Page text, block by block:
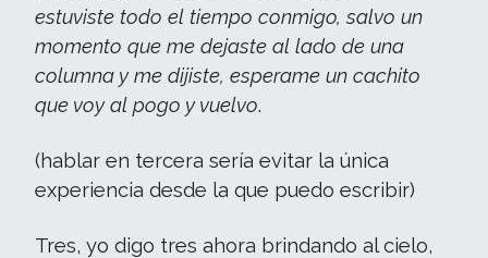
estuviste todo el tiempo conmigo, salvo un
momento que me dejaste al lado de una
columna y me dijiste, esperame un cachito
que voy al pogo y vuelvo.
(hablar en tercera sería evitar la única
experiencia desde la que puedo escribir)
Tres, yo digo tres ahora brindando al cielo,